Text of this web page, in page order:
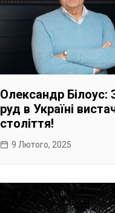
Олександр Білоус:
руд в Україні
століття!
9 Лютого, 2025